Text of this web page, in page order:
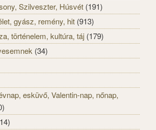
Szilveszter, Húsvét (191)
gyász, remény, hit (913)
történelem, kultúra, táj (179)
(34)
esküvő, Valentin-nap, nőnap,